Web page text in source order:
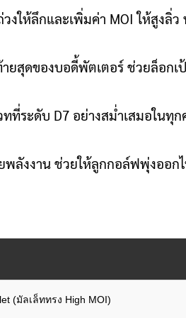
ให้ลึกและเพิ่มค่า MOI ให้สูงลิ่ว
สุดของบอดี้พัตเตอร์ ช่วยล็อกเ
ที่ระดับ D7 อย่างสม่ำเสมอในทุก
พลังงาน ช่วยให้ลูกกอล์ฟพุ่งออก
(มัลเล็ททรง High MOI)